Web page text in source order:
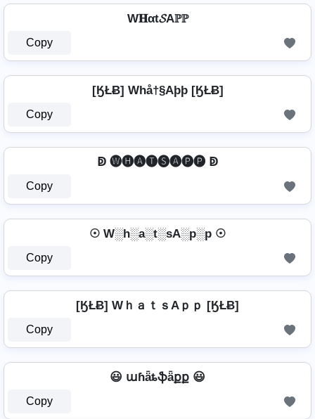
W𝐇αt𝓢Aℙℙ
Copy
[ӃŁɃ] Whå†§Aþþ [ӃŁɃ]
Copy
ↁ 🅦🅗🅐🅣🅢🅐🅟🅟 ↁ
Copy
☉ W░h░a░t░sA░p░p ☉
Copy
[ӃŁɃ] WｈａｔｓAｐｐ [ӃŁɃ]
Copy
😃 աɦǟȶֆǟքք 😃
Copy